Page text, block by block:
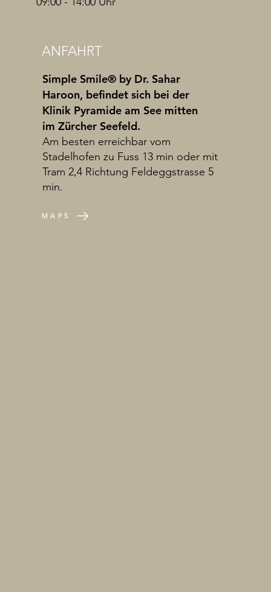
ANFAHRT
Simple Smile® by Dr. Sahar
Haroon, befindet sich bei der
Klinik Pyramide am See mitten
im Zürcher Seefeld.
Am besten erreichbar vom
Stadelhofen zu Fuss 13 min oder mit
Tram 2,4 Richtung Feldeggstrasse 5
min.
MAPS